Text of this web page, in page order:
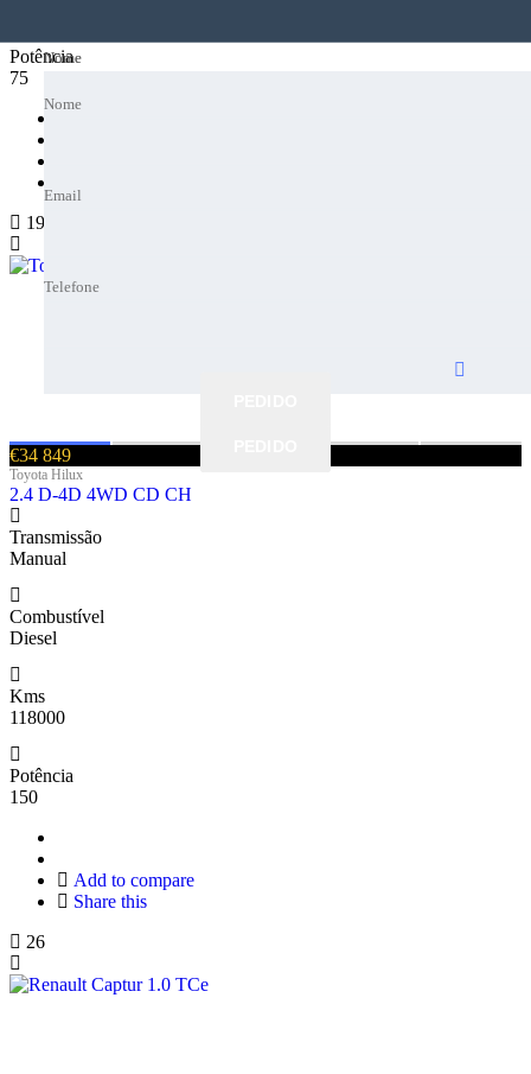
Potência
75
19
€34 849
Toyota Hilux
2.4 D-4D 4WD CD CH
Transmissão
Manual
Combustível
Diesel
Kms
118000
Potência
150
Add to compare
Share this
26
Nome
Email
Telefone
Nome
Nome
Nome
Email
Telefone